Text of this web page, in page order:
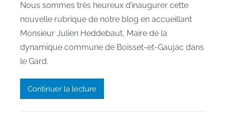
r
M
a
u
Nous sommes très heureux d’inaugurer cette
nouvelle rubrique de notre blog en accueillant
Monsieur Julien Heddebaut, Maire de la
dynamique commune de Boisset-et-Gaujac dans
le Gard.
Continuer la lecture